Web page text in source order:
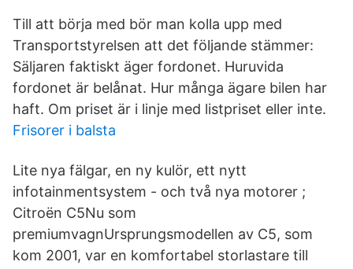
Till att börja med bör man kolla upp med
Transportstyrelsen att det följande stämmer:
Säljaren faktiskt äger fordonet. Huruvida
fordonet är belånat. Hur många ägare bilen har
haft. Om priset är i linje med listpriset eller inte.
Frisorer i balsta
Lite nya fälgar, en ny kulör, ett nytt
infotainmentsystem - och två nya motorer ;
Citroën C5Nu som
premiumvagnUrsprungsmodellen av C5, som
kom 2001, var en komfortabel storlastare till